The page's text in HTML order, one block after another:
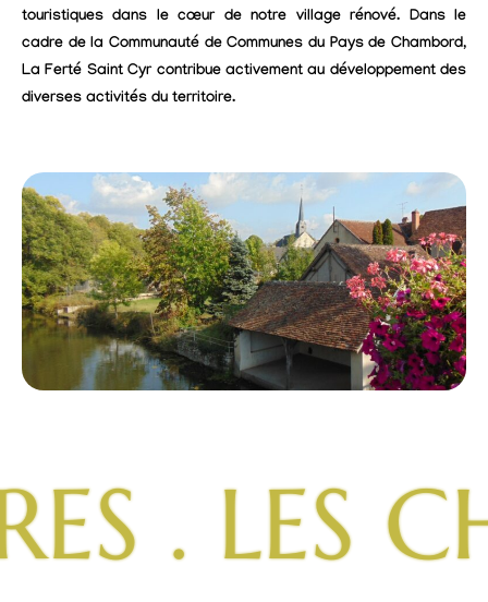
touristiques dans le cœur de notre village rénové. Dans le
cadre de la Communauté de Communes du Pays de Chambord,
La Ferté Saint Cyr contribue activement au développement des
diverses activités du territoire.
LES